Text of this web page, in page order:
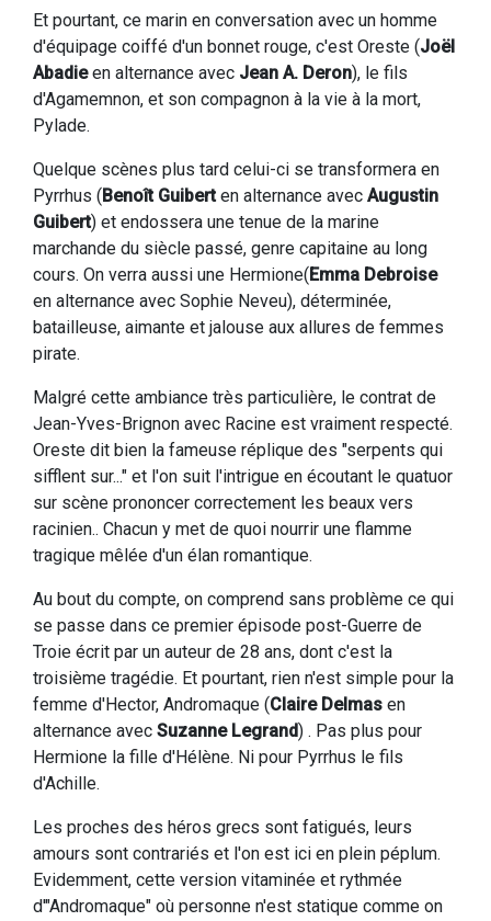
Et pourtant, ce marin en conversation avec un homme
d'équipage coiffé d'un bonnet rouge, c'est Oreste (Joël
Abadieen alternance avec Jean A. Deron), le fils
d'Agamemnon, et son compagnon à la vie à la mort,
Pylade.
Quelque scènes plus tard celui-ci se transformera en
Pyrrhus (Benoît Guiberten alternance avec Augustin
Guibert) et endossera une tenue de la marine
marchande du siècle passé, genre capitaine au long
cours. On verra aussi une Hermione(Emma Debroise
en alternance avec Sophie Neveu), déterminée,
batailleuse, aimante et jalouse aux allures de femmes
pirate.
Malgré cette ambiance très particulière, le contrat de
Jean-Yves-Brignon avec Racine est vraiment respecté.
Oreste dit bien la fameuse réplique des "serpents qui
sifflent sur..." et l'on suit l'intrigue en écoutant le quatuor
sur scène prononcer correctement les beaux vers
racinien.. Chacun y met de quoi nourrir une flamme
tragique mêlée d'un élan romantique.
Au bout du compte, on comprend sans problème ce qui
se passe dans ce premier épisode post-Guerre de
Troie écrit par un auteur de 28 ans, dont c'est la
troisième tragédie. Et pourtant, rien n'est simple pour la
femme d'Hector, Andromaque (Claire Delmas en
alternance avec Suzanne Legrand) . Pas plus pour
Hermione la fille d'Hélène. Ni pour Pyrrhus le fils
d'Achille.
Les proches des héros grecs sont fatigués, leurs
amours sont contrariés et l'on est ici en plein péplum.
Evidemment, cette version vitaminée et rythmée
d'"Andromaque" où personne n'est statique comme on